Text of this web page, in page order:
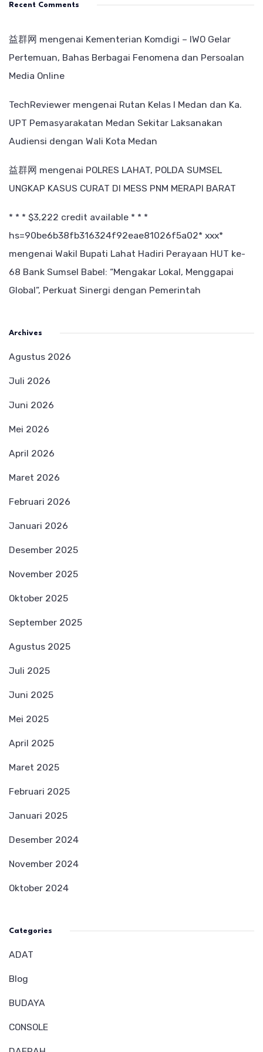
Recent Comments
益群网 mengenai Kementerian Komdigi – IWO Gelar
Pertemuan, Bahas Berbagai Fenomena dan Persoalan
Media Online
TechReviewer mengenai Rutan Kelas I Medan dan Ka.
UPT Pemasyarakatan Medan Sekitar Laksanakan
Audiensi dengan Wali Kota Medan
益群网 mengenai POLRES LAHAT, POLDA SUMSEL
UNGKAP KASUS CURAT DI MESS PNM MERAPI BARAT
* * * $3,222 credit available * * *
hs=90be6b38fb316324f92eae81026f5a02* ххх*
mengenai Wakil Bupati Lahat Hadiri Perayaan HUT ke-
68 Bank Sumsel Babel: “Mengakar Lokal, Menggapai
Global”, Perkuat Sinergi dengan Pemerintah
Archives
Agustus 2026
Juli 2026
Juni 2026
Mei 2026
April 2026
Maret 2026
Februari 2026
Januari 2026
Desember 2025
November 2025
Oktober 2025
September 2025
Agustus 2025
Juli 2025
Juni 2025
Mei 2025
April 2025
Maret 2025
Februari 2025
Januari 2025
Desember 2024
November 2024
Oktober 2024
Categories
ADAT
Blog
BUDAYA
CONSOLE